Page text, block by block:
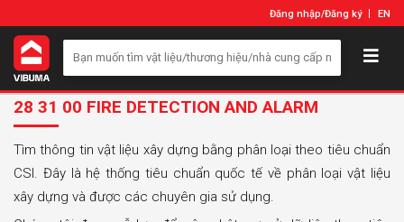
Đăng nhập/Đăng ký EN
28 31 00 FIRE DETECTION AND ALARM
Tìm thông tin vật liệu xây dựng bằng phân loại theo tiêu chuẩn
CSI. Đây là hệ thống tiêu chuẩn quốc tế về phân loại vật liệu
xây dựng và được các chuyên gia sử dụng.